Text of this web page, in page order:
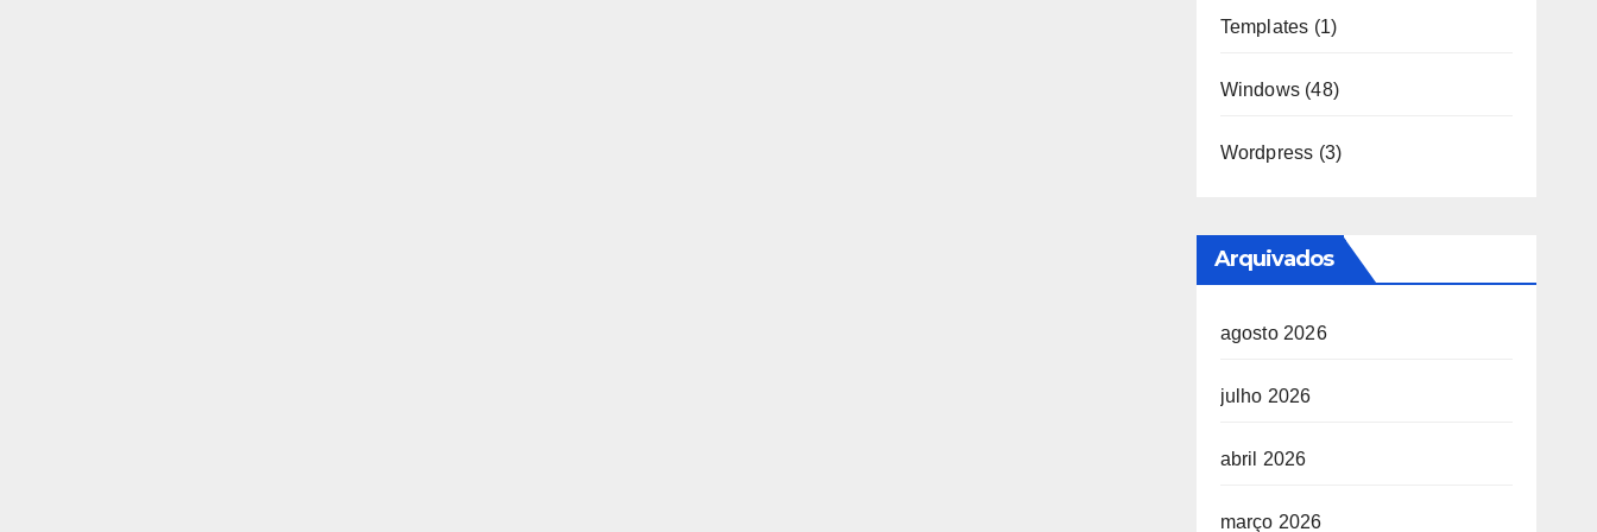
Templates (1)
Windows(48)
Wordpress (3)
Arquivados
agosto 2026
julho 2026
abril 2026
março 2026